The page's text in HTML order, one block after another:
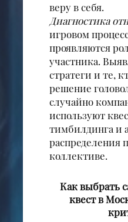
веру в себя.
Диагностика
игровом
проявляются
участника.
стратеги и те,
решение
случайно
используют
тимбилдинга и
распределения
коллективе.
Как выбрать
квест в